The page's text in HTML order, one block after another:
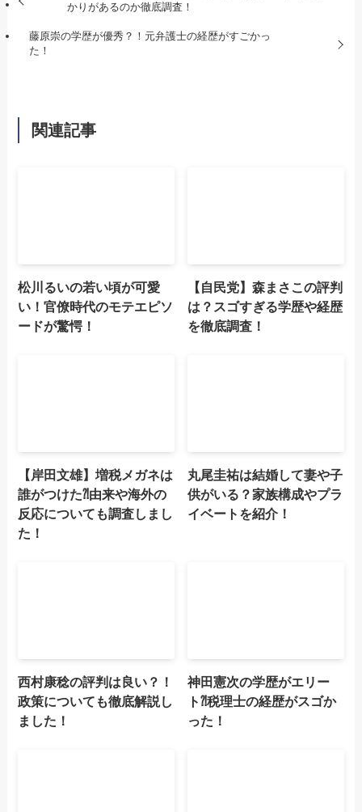
かりがあるのか徹底調査！
藤原崇の学歴が優秀？！元弁護士の経歴がすごかっ
た！
関連記事
松川るいの若い頃が可愛
い！官僚時代のモテエピソ
ードが驚愕！
【自民党】森まさこの評判
は？スゴすぎる学歴や経歴
を徹底調査！
【岸田文雄】増税メガネは
誰がつけた⁈由来や海外の
反応についても調査しまし
た！
丸尾圭祐は結婚して妻や子
供がいる？家族構成やプラ
イベートを紹介！
西村康稔の評判は良い？！
政策についても徹底解説し
ました！
神田憲次の学歴がエリー
ト⁈税理士の経歴がスゴか
った！